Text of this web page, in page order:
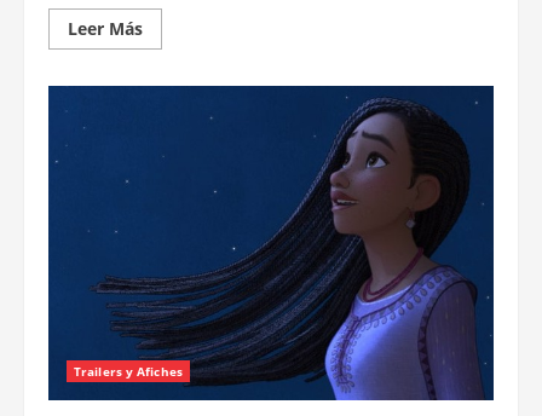
Leer MásLeer
más
los
Trailers y Afiches